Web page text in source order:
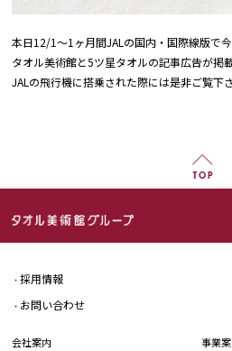
本日12/1～1ヶ月間JALの国内・国際線版で
タオル美術館と5ツ星タオルの記事広告が掲
JALの飛行機に搭乗された際には是非ご覧下
採用情報
お問い合わせ
会社案内 事業